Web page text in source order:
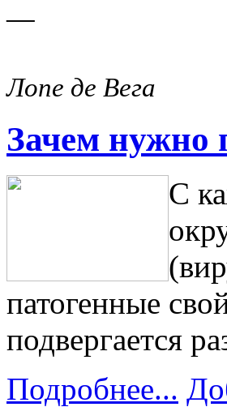
—
Лопе де Вега
Зачем нужно
С
патогенные
подвергается
Подробнее...